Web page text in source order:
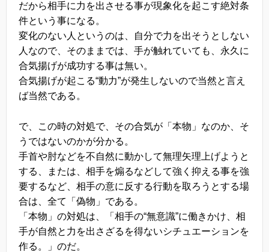
だから相手に力を出させる事が現象化を起こす絶対条
件という事になる。
変化のない人というのは、自分で力を出そうとしない
人なので、そのままでは、手が触れていても、永久に
合気揚げが成功する事は無い。
合気揚げが起こる“動力”が発生しないので当然と言え
ば当然である。
で、この時の対処で、その合気が「本物」なのか、そ
うではないのかが分かる。
手首や肘などを不自然に動かして無理矢理上げようと
する、または、相手を煽るなどして強く抑える事を強
要するなど、相手の意に反する行動を取ろうとする場
合は、全て「偽物」である。
「本物」の対処は、「相手の“無意識”に働きかけ、相
手が自然と力を出さざるを得ないシチュエーションを
作る。」のだ。